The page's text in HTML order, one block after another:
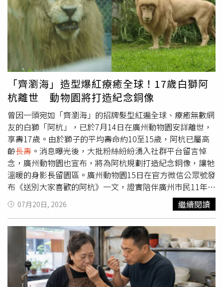
開發能夠減緩或管理心臟與腦部細胞突變的醫療技術應被列
為最優先順序，同時也證實體細胞突變並非導致衰老的唯一
因素。在高端基因療法與抗衰老科技普及之前，專家建議大
眾無須盲目追求昂貴且缺乏科學實證的長壽偏方。對於如何
保護極度脆弱且無法再生的心臟與大腦，最有效且具備豐富
科學實證的策略依然回歸健康生活型態，包括維持規律且充
足的睡眠、均衡營養飲食、保持適度運動習慣以及良好管理
日常壓力，持之以恆地落實健康生活，才是現階段延年益壽
的最佳途徑。
段。一旦順利度過這段期間，後續復發機率通常會大幅降
低，因此5年存活率成為國際間評估治療成果的重要指標。
他也提到，不同疾病有不同的預後評估方式，並非所有重症
都以5年存活率作為標準。例如急性心肌梗塞多觀察30天死
亡率及1年存活率；敗血症著重28天及90天死亡率；COVID-
19則以住院率及30天死亡率作為重要指標；慢性腎臟病評
估5年或10年內接受透析或死亡風險；失智症則較常採用
「中位存活時間」作為預後參考。黃軒表示，醫療的目的不
只是延長壽
命，更希望患者擁有良好的生活品質。他也提醒
民眾，平時應養成健康生活習慣，包括戒菸、避免過量飲
酒、維持規律作息及適當紓解壓力，避免因錯誤解讀「5年
存活率」而徒增心理負擔，影響治療信心與生活品質。
「齊瀏海」造型爆紅療癒全球！17歲白獅阿
杭離世 動物園將打造紀念銅像
曾因一頭宛如「齊瀏海」的招牌髮型紅遍全球、療癒無數網
友的白獅「阿杭」，已於7月14日在廣州動物園安詳離世，
享壽17歲。由於獅子的平均壽命約10至15歲，阿杭已屬高
齡長壽 。消息曝光後，大批粉絲紛紛湧入社群平台留言悼
念，廣州動物園也宣布，將為阿杭規劃打造紀念銅像，讓牠
溫暖的身影長留園區。廣州動物園15日在官方微信公眾號發
布《送別大家喜歡的阿杭》一文，證實陪伴廣州市民11年的
白獅阿杭已因年老及身體機能衰退，在園內平靜離世。阿杭
是一隻雄性白獅，2009年出生於杭州，因此取名「阿
杭」，2015年移居廣州動物園展出。2022年時，因有遊客
拍下牠頂著一頭整齊「齊瀏海」的照片分享到網路後迅速爆
紅，不僅登上熱門話題，更吸引世界各地網友討論。不少人
笑稱「到底是誰幫牠剪頭髮？」、「沒人敢替牠剪瀏海
吧！」面對外界好奇，園方當時也特地澄清，沒有人替阿杭
修剪毛髮。園方解釋，廣州氣候炎熱潮濕，而阿杭本身相當
07月20日, 2026 繼續閱讀